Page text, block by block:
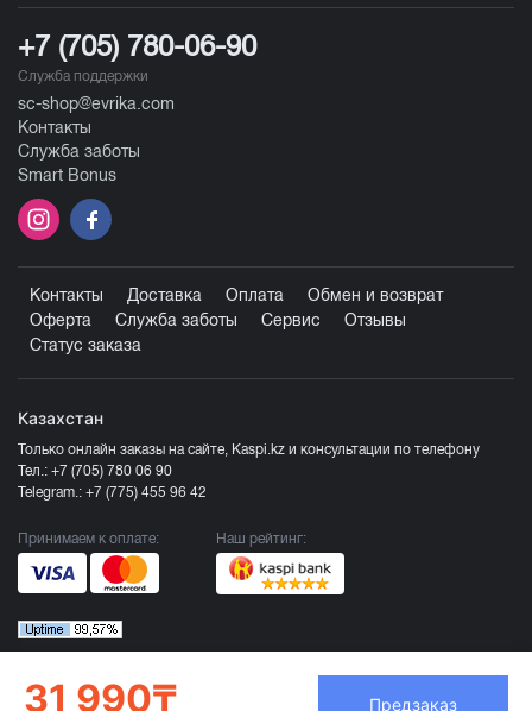
31 990₸ Предзаказ
+7 (705) 780-06-90
Служба поддержки
sc-shop@evrika.com
Контакты
Служба заботы
Smart Bonus
Контакты Доставка Оплата
Обмен и возврат
Оферта
Служба заботы Сервис
Отзывы
Статус заказа
Казахстан
Только онлайн заказы на сайте, Kaspi.kz и консультации по телефону
Тел.: +7 (705) 780 06 90
Telegram.: +7 (775) 455 96 42
Принимаем к оплате: Наш рейтинг:
Продавец ТОО «Компания Эврика», БИН 120140015907